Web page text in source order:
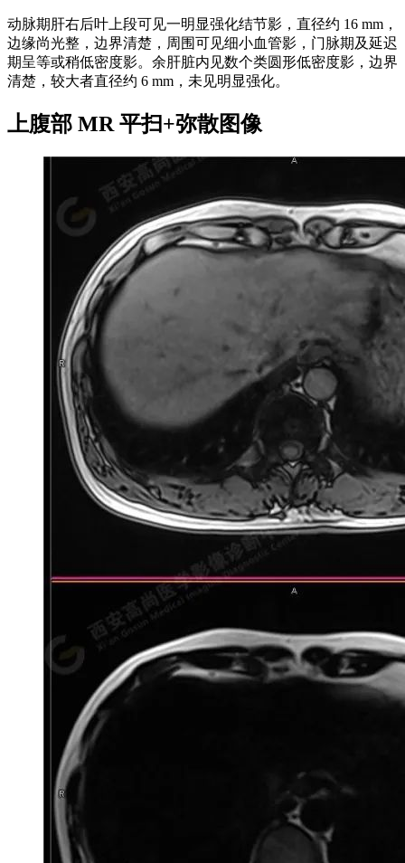
动脉期肝右后叶上段可见一明显强化结节影，直径约 16 mm，
边缘尚光整，边界清楚，周围可见细小血管影，门脉期及延迟
期呈等或稍低密度影。余肝脏内见数个类圆形低密度影，边界
清楚，较大者直径约 6 mm，未见明显强化。
上腹部 MR 平扫+弥散图像